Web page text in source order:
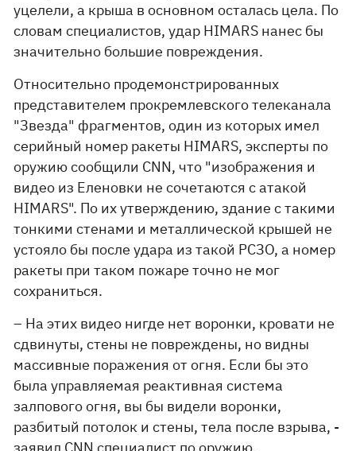
уцелели, а крыша в основном осталась цела. По
словам специалистов, удар HIMARS нанес бы
значительно большие повреждения.
Относительно продемонстрированных
представителем прокремлевского телеканала
"Звезда" фрагментов, один из которых имел
серийный номер ракеты HIMARS, эксперты по
оружию сообщили CNN, что "изображения и
видео из Еленовки не сочетаются с атакой
HIMARS". По их утверждению, здание с такими
тонкими стенами и металлической крышей не
устояло бы после удара из такой РСЗО, а номер
ракеты при таком пожаре точно не мог
сохраниться.
– На этих видео нигде нет воронки, кровати не
сдвинуты, стены не повреждены, но видны
массивные поражения от огня. Если бы это
была управляемая реактивная система
залпового огня, вы бы видели воронки,
разбитый потолок и стены, тела после взрыва, -